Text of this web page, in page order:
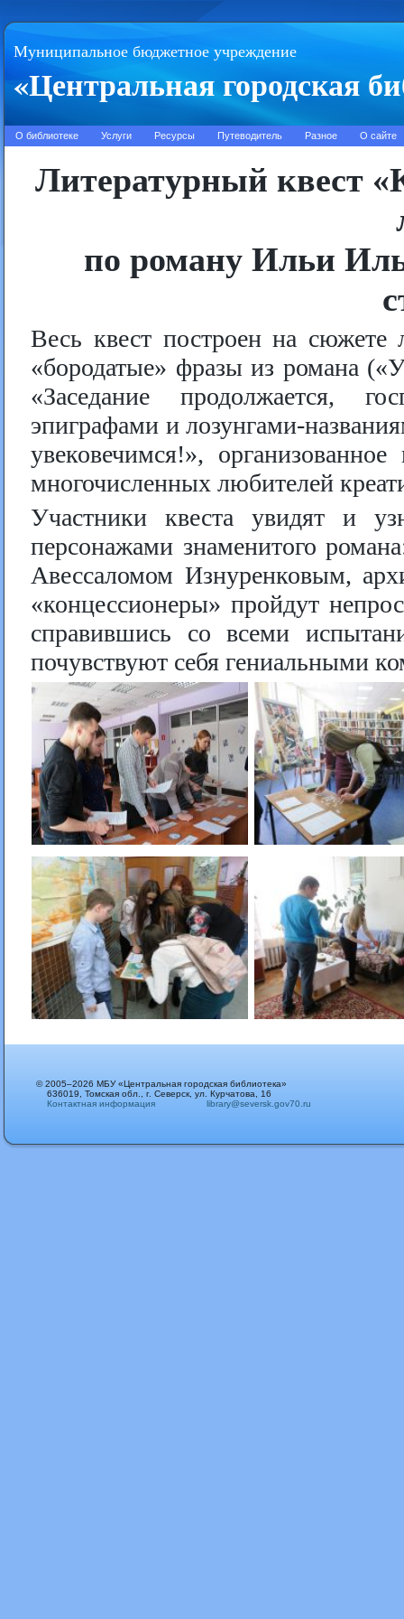
Муниципальное бюджетное учреждение
«Центральная городская
О библиотеке Услуги Ресурсы Путеводитель Разное О сайте
Литературный квест
по роману Ильи
Весь квест построен на сюжете
«бородатые» фразы из романа
«Заседание продолжается,
эпиграфами и лозунгами-
увековечимся!»,
многочисленных любителей
Участники квеста увидят и
персонажами знаменитого
Авессаломом Изнуренковым,
«концессионеры» пройдут
справившись со всеми
почувствуют себя гениальными
© 2005–2026 МБУ «Центральная городская библиотека»
636019, Томская обл., г. Северск, ул. Курчатова, 16
Контактная информация
library@seversk.gov70.ru